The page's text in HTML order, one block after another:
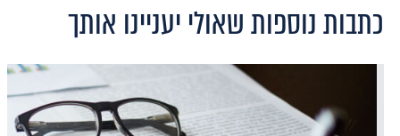
כתבות נוספות שאולי יעניינו אותך